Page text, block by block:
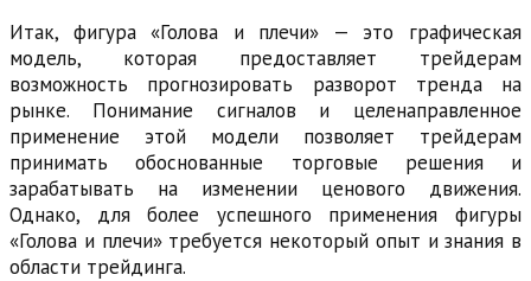
Итак, фигура «Голова и плечи» — это графическая
модель, которая предоставляет трейдерам
возможность прогнозировать разворот тренда на
рынке. Понимание сигналов и целенаправленное
применение этой модели позволяет трейдерам
принимать обоснованные торговые решения и
зарабатывать на изменении ценового движения.
Однако, для более успешного применения фигуры
«Голова и плечи» требуется некоторый опыт и знания в
области трейдинга.